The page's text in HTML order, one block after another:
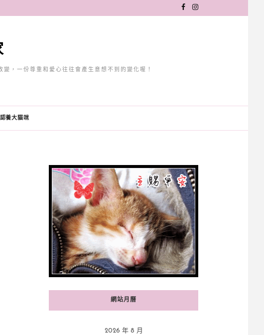
，一份尊重和愛心往往會產生意想不到的變化喔！
認養大貓咪
網站月曆
2026 年 8 月